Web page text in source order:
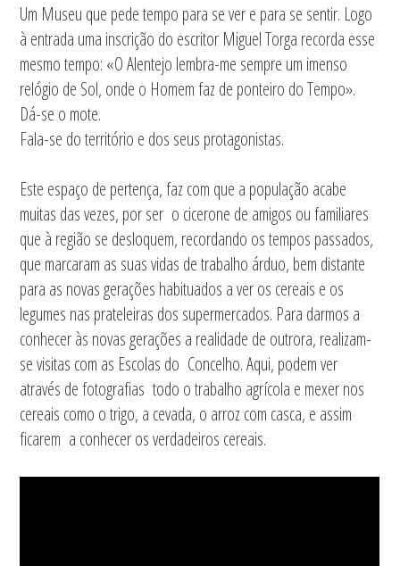
Um Museu que pede tempo para se ver e para se sentir. Logo
à entrada uma inscrição do escritor Miguel Torga recorda esse
mesmo tempo: «O Alentejo lembra-me sempre um imenso
relógio de Sol, onde o Homem faz de ponteiro do Tempo».
Dá-se o mote.
Fala-se do território e dos seus protagonistas.
Este espaço de pertença, faz com que a população acabe
muitas das vezes, por ser o cicerone de amigos ou familiares
que à região se desloquem, recordando os tempos passados,
que marcaram as suas vidas de trabalho árduo, bem distante
para as novas gerações habituados a ver os cereais e os
legumes nas prateleiras dos supermercados. Para darmos a
conhecer às novas gerações a realidade de outrora, realizam-
se visitas com as Escolas do Concelho. Aqui, podem ver
através de fotografias todo o trabalho agrícola e mexer nos
cereais como o trigo, a cevada, o arroz com casca, e assim
ficarem a conhecer os verdadeiros cereais.